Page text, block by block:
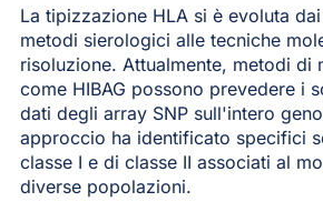
La tipizzazione HLA si è evoluta
metodi sierologici alle tecniche
risoluzione. Attualmente, metodi di
come HIBAG possono prevedere i
dati degli array SNP sull'intero
approccio ha identificato specifici
classe I e di classe II associati al
diverse popolazioni.